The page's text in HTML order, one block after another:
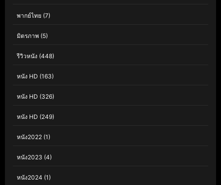
พากย์ไทย (7)
มิตรภาพ (5)
รีวิวหนัง (448)
หนัง HD (163)
หนัง HD (326)
หนัง HD (249)
หนัง2022 (1)
หนัง2023 (4)
หนัง2024 (1)